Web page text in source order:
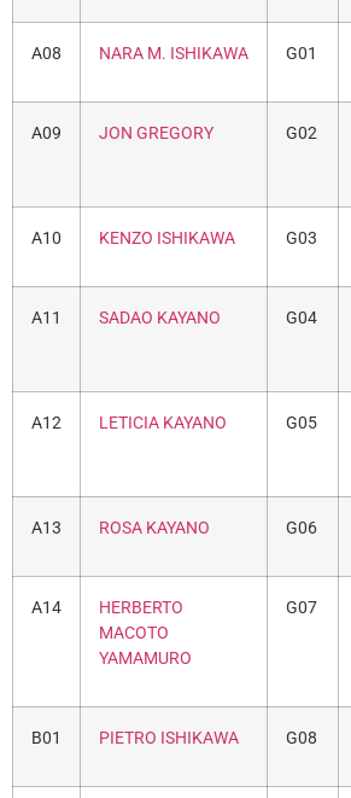
A08 NARA M. ISHIKAWA G01
A09 JON GREGORY G02
A10 KENZO ISHIKAWA G03
A11 SADAO KAYANO G04
A12 LETICIA KAYANO G05
A13 ROSA KAYANO G06
A14
HERBERTO
MACOTO
YAMAMURO
G07
B01 PIETRO ISHIKAWA G08